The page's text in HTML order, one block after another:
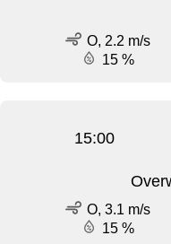
O, 2.2 m/s
15 %
15:00
O, 3.1 m/s
15 %